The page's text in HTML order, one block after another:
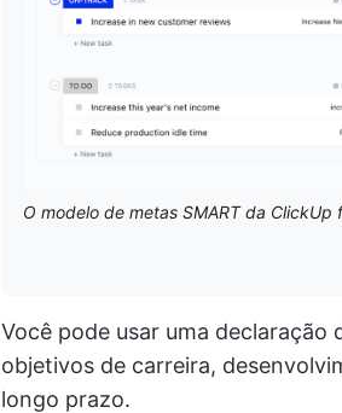
O modelo de metas SMART da
Você pode usar uma
objetivos de carreira,
longo prazo.